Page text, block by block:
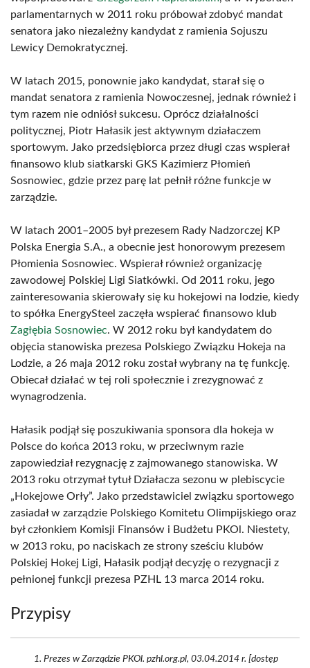
parlamentarnych w 2011 roku próbował zdobyć mandat
senatora jako niezależny kandydat z ramienia Sojuszu
Lewicy Demokratycznej.
W latach 2015, ponownie jako kandydat, starał się o
mandat senatora z ramienia Nowoczesnej, jednak również i
tym razem nie odniósł sukcesu. Oprócz działalności
politycznej, Piotr Hałasik jest aktywnym działaczem
sportowym. Jako przedsiębiorca przez długi czas wspierał
finansowo klub siatkarski GKS Kazimierz Płomień
Sosnowiec, gdzie przez parę lat pełnił różne funkcje w
zarządzie.
W latach 2001–2005 był prezesem Rady Nadzorczej KP
Polska Energia S.A., a obecnie jest honorowym prezesem
Płomienia Sosnowiec. Wspierał również organizację
zawodowej Polskiej Ligi Siatkówki. Od 2011 roku, jego
zainteresowania skierowały się ku hokejowi na lodzie, kiedy
to spółka EnergySteel zaczęła wspierać finansowo klub
Zagłębia Sosnowiec. W 2012 roku był kandydatem do
objęcia stanowiska prezesa Polskiego Związku Hokeja na
Lodzie, a 26 maja 2012 roku został wybrany na tę funkcję.
Obiecał działać w tej roli społecznie i zrezygnować z
wynagrodzenia.
Hałasik podjął się poszukiwania sponsora dla hokeja w
Polsce do końca 2013 roku, w przeciwnym razie
zapowiedział rezygnację z zajmowanego stanowiska. W
2013 roku otrzymał tytuł Działacza sezonu w plebiscycie
„Hokejowe Orły”. Jako przedstawiciel związku sportowego
zasiadał w zarządzie Polskiego Komitetu Olimpijskiego oraz
był członkiem Komisji Finansów i Budżetu PKOl. Niestety,
w 2013 roku, po naciskach ze strony sześciu klubów
Polskiej Hokej Ligi, Hałasik podjął decyzję o rezygnacji z
pełnionej funkcji prezesa PZHL 13 marca 2014 roku.
Przypisy
Prezes w Zarządzie PKOl. pzhl.org.pl, 03.04.2014 r. [dostęp